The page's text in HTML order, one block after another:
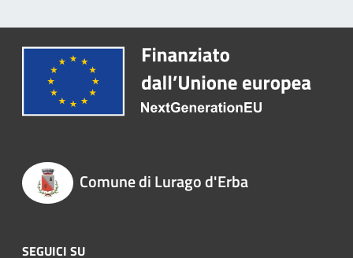
Comune di Lurago d'Erba
SEGUICI SU